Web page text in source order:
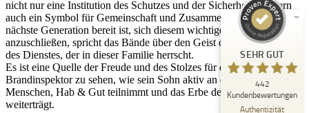
nicht nur eine Institution des Schutzes und der Sicherheit, sondern
auch ein Symbol für Gemeinschaft und Zusammenhalt. Wenn die
nächste Generation bereit ist, sich diesem wichtigen Ehrenamt
anzuschließen, spricht das Bände über den Geist der Hingabe und
des Dienstes, der in dieser Familie herrscht.
Es ist eine Quelle der Freude und des Stolzes für den
Brandinspektor zu sehen, wie sein Sohn aktiv an der Sicherheit für
Menschen, Hab & Gut teilnimmt und das Erbe der Feuerwehr
weiterträgt.
SEHR GUT
442
Kundenbewertungen
Authentizität
ProvenExpert.com
4,90
/
5,00
442
Bewertungen auf ProvenExpert.com
Blick aufs ProvenExpert-Profil werfen
22.07.2026